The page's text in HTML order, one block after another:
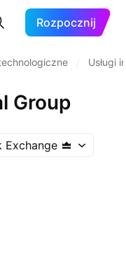
Rozpocznij
Usługi
Group
Exchange